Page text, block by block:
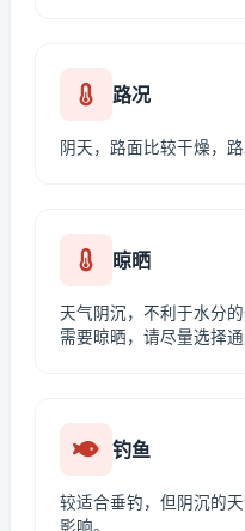
路况
阴天，路面比较干燥，路
晾晒
天气阴沉，不利于水分
需要晾晒，请尽量选择通
钓鱼
较适合垂钓，但阴沉的
影响。